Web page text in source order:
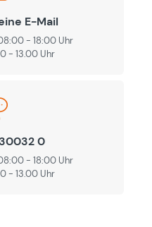
E-Mail
- 18:00 Uhr
- 13.00 Uhr
0
- 18:00 Uhr
- 13.00 Uhr